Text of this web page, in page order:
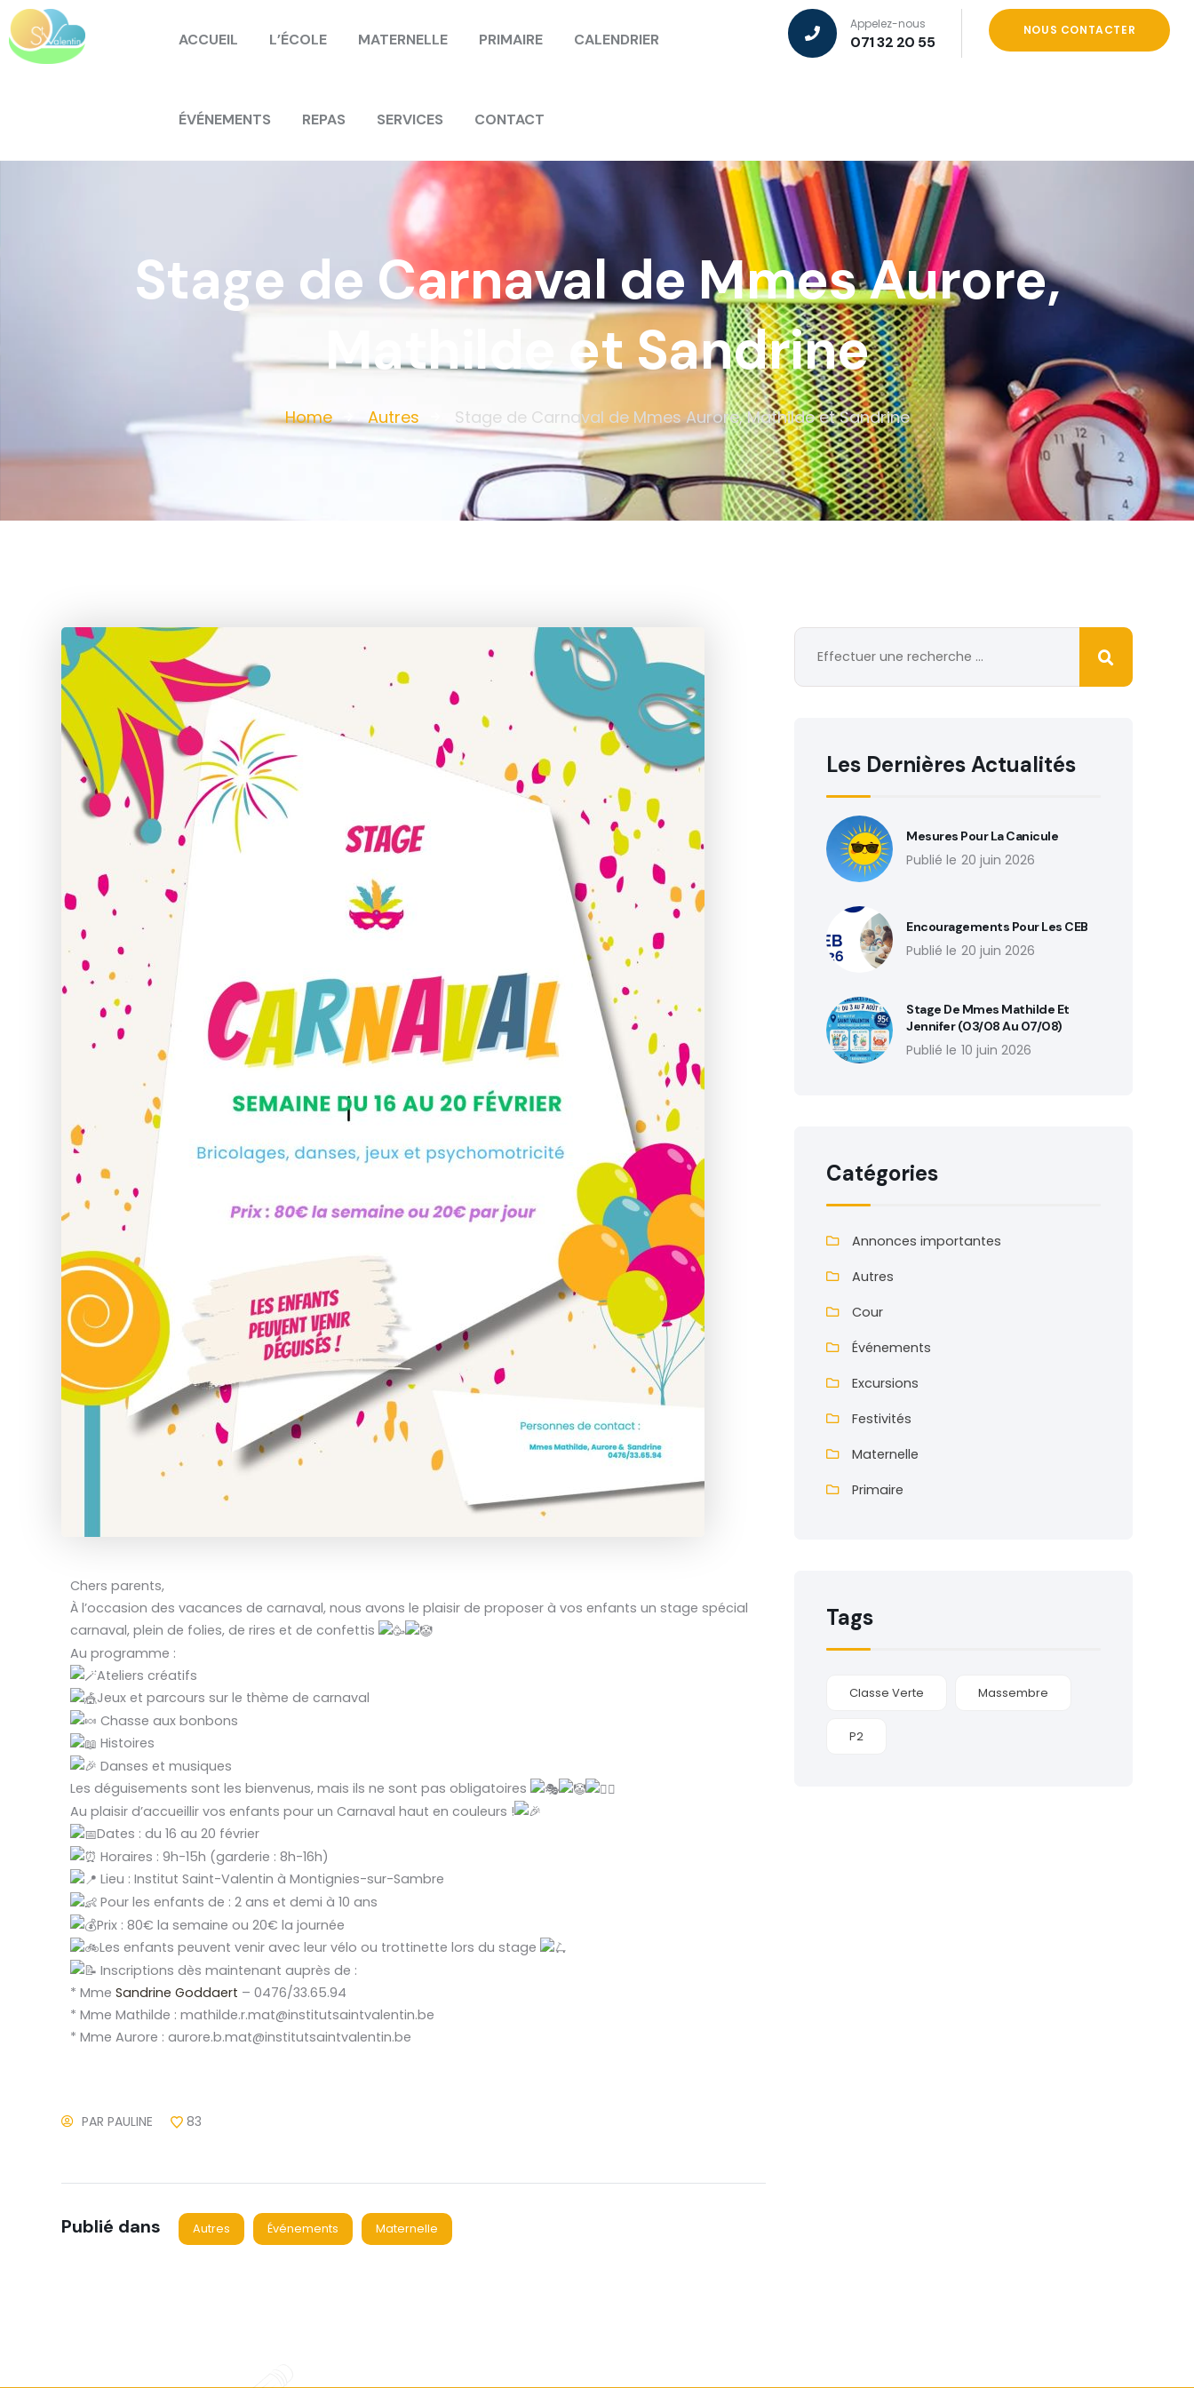
ACCUEIL L’ÉCOLE MATERNELLE PRIMAIRE CALENDRIER
ÉVÉNEMENTS REPAS SERVICES CONTACT
Appelez-nous
071 32 20 55
NOUS CONTACTER
Stage de Carnaval de Mmes Aurore,
Mathilde et Sandrine
Home Autres Stage de Carnaval de Mmes Aurore, Mathilde et Sandrine
Chers parents,
À l’occasion des vacances de carnaval, nous avons le plaisir de proposer à vos enfants un stage spécial
carnaval, plein de folies, de rires et de confettis
Au programme :
Ateliers créatifs
Jeux et parcours sur le thème de carnaval
Chasse aux bonbons
Histoires
Danses et musiques
Les déguisements sont les bienvenus, mais ils ne sont pas obligatoires
Au plaisir d’accueillir vos enfants pour un Carnaval haut en couleurs !
Dates : du 16 au 20 février
Horaires : 9h-15h (garderie : 8h-16h)
Lieu : Institut Saint-Valentin à Montignies-sur-Sambre
Pour les enfants de : 2 ans et demi à 10 ans
Prix : 80€ la semaine ou 20€ la journée
Les enfants peuvent venir avec leur vélo ou trottinette lors du stage
Inscriptions dès maintenant auprès de :
* Mme Sandrine Goddaert – 0476/33.65.94
* Mme Mathilde : mathilde.r.mat@institutsaintvalentin.be
* Mme Aurore : aurore.b.mat@institutsaintvalentin.be
PAR PAULINE 83
Publié dans Autres Événements Maternelle
Les Dernières Actualités
Mesures Pour La Canicule
20 juin 2026
Encouragements Pour Les CEB
20 juin 2026
Stage De Mmes Mathilde Et
Jennifer (03/08 Au 07/08)
10 juin 2026
Catégories
Annonces importantes
Autres
Cour
Événements
Excursions
Festivités
Maternelle
Primaire
Tags
Classe Verte Massembre
P2